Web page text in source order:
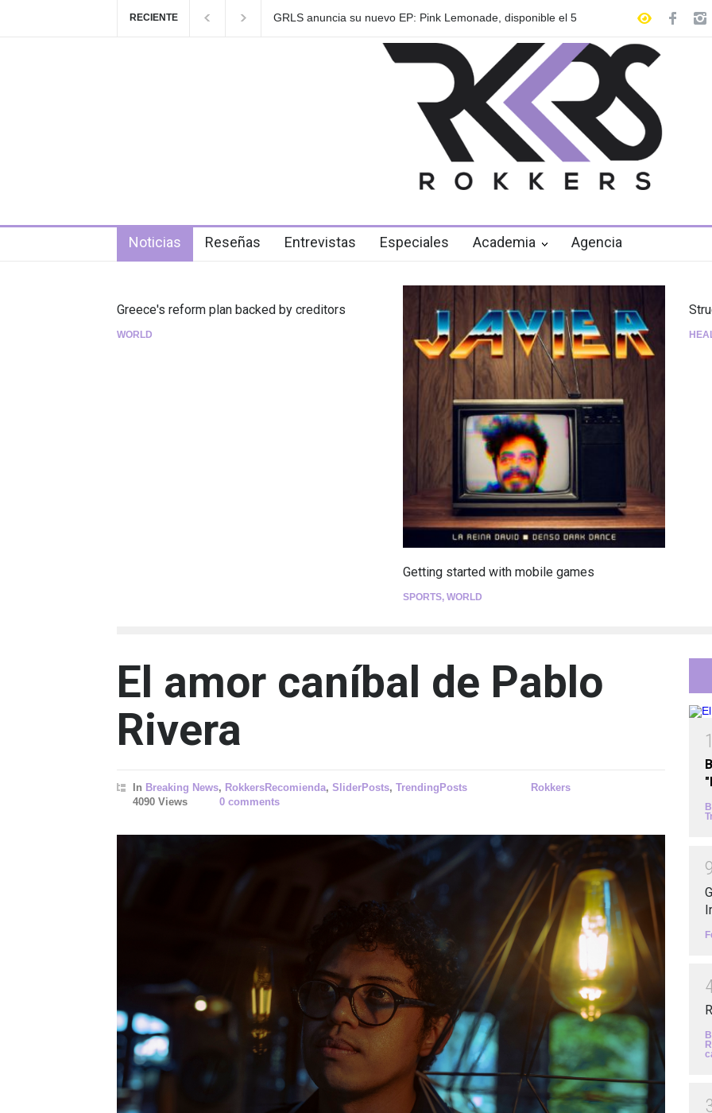
RECIENTE
Las Fokin Biches anuncian su gira internacional "Fuga Tour
Playlist Dale Mixx
Noticias Reseñas Entrevistas Especiales Academia Agencia
Greece's reform plan backed by creditors
WORLD
Getting started with mobile games
SPORTS, WORLD
El amor caníbal de Pablo
Rivera
In Breaking News, RokkersRecomienda, SliderPosts, TrendingPosts
Rokkers
4090 Views
0 comments
1
9